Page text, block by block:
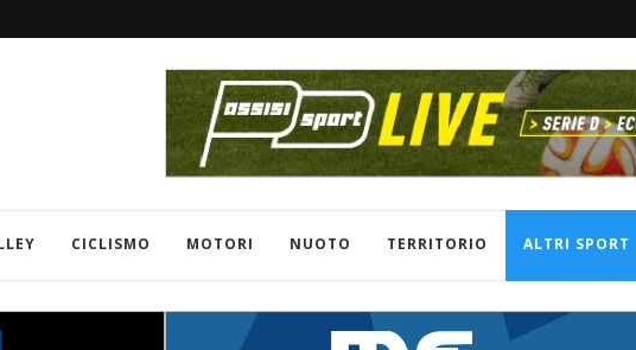
CICLISMO MOTORI NUOTO TERRITORIO ALTRI SPORT